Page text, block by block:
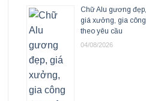
Chữ Alu gương đẹp,
giá xưởng, gia công
theo yêu cầu
04/08/2026